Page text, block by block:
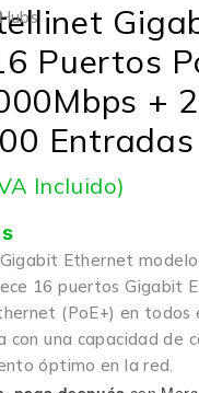
Puertos
+
Incluido)
Ethernet
16 puertos Gigabit
(PoE+) en
con una capacidad de
óptimo en la red.